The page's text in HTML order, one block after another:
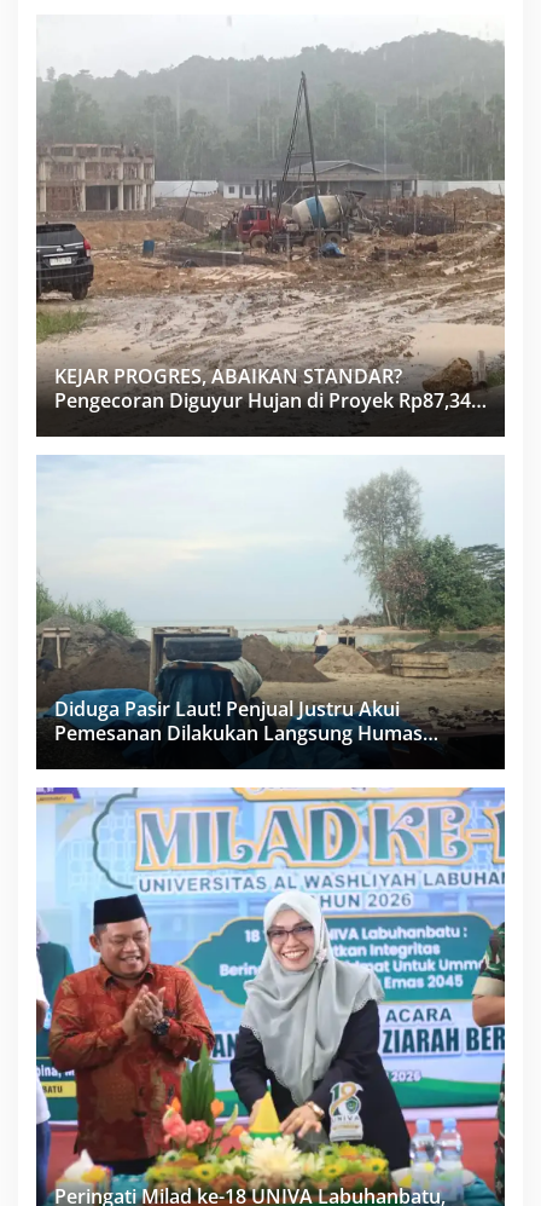
KEJAR PROGRES, ABAIKAN STANDAR?
Pengecoran Diguyur Hujan di Proyek Rp87,34
Miliar Sukma Nias, Konsultan, Pengawas dan
PPK Bungkam
Diduga Pasir Laut! Penjual Justru Akui
Pemesanan Dilakukan Langsung Humas
Peringati Milad ke-18 UNIVA Labuhanbatu,